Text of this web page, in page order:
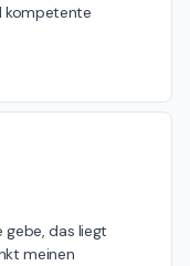
kompetente
gebe, das liegt
meinen